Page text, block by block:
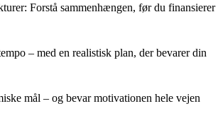
Forstå sammenhængen, før du finansierer
– med en realistisk plan, der bevarer din
mål – og bevar motivationen hele vejen